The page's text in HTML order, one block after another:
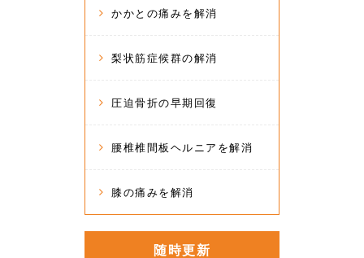
かかとの痛みを解消
梨状筋症候群の解消
圧迫骨折の早期回復
腰椎椎間板ヘルニアを解消
膝の痛みを解消
随時更新